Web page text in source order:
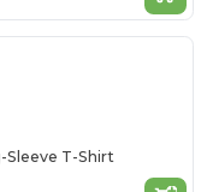
T-Shirt